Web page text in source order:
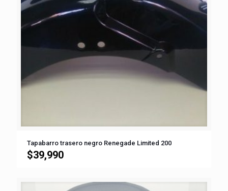
Tapabarro trasero negro Renegade Limited 200
$39,990